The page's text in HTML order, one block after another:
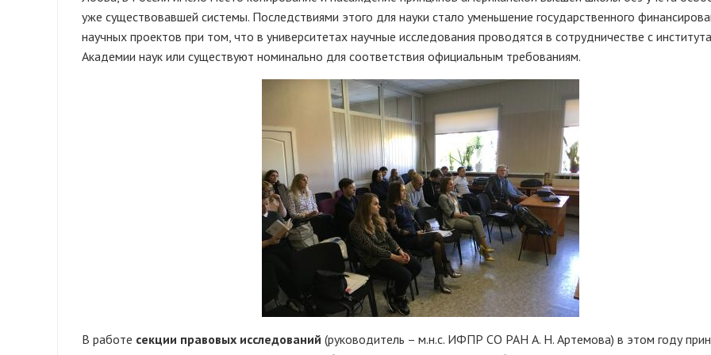
уже существовавшей системы. Последствиями этого для науки стало уменьшение государственного
научных проектов при том, что в университетах научные исследования проводятся в сотрудничестве с
Академии наук или существуют номинально для соответствия официальным требованиям.
В работе секции правовых исследований (руководитель – м.н.с. ИФПР СО РАН А. Н. Артемова) в этом году